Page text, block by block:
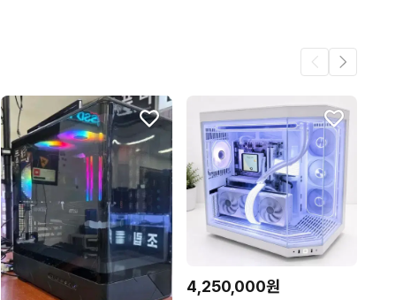
2
4,250,000원